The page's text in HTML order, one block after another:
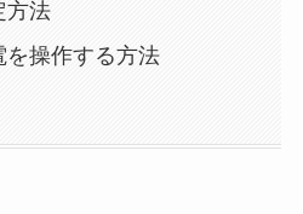
方法
を操作する方法